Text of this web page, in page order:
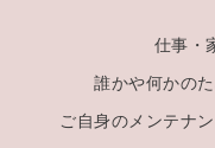
仕事・
誰かや何かの
ご自身のメンテナ